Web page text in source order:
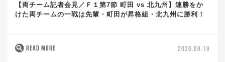
【両チーム記者会見／Ｆ１第7節 町田 vs 北九州】連勝をか
けた両チームの一戦は先輩・町田が昇格組・北九州に勝利！
READ MORE 2020.09.19